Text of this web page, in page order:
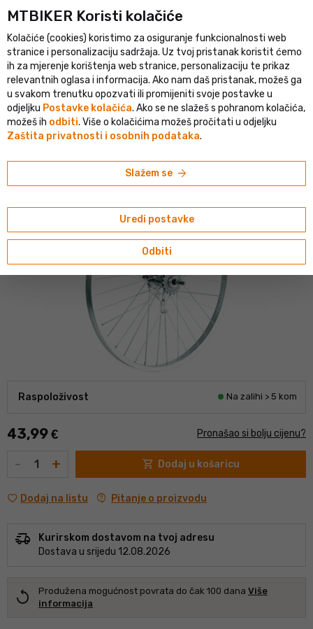
portal u srednjoj Europi Provjerena trgovina s više od 1
HR person menu
Pretraživanje search shopping_cart
homenavigate_nextKotači i obruči navigate_nextKotači sa žbicamanavigate_nextDječji i BMX kotači
DEMA
DEMA 24" stražnji kotač
Raspoloživost Na zalihi > 5 kom
43,99€ Pronašao si bolju cijenu?
- + shopping_cart Dodaj u košaricu
Dodaj na listu contact_support Pitanje o proizvodu
delivery_truck_speed
Kurirskom dostavom na tvoj adresu
Dostava u srijedu 12.08.2026
replay Produžena mogućnost povrata do čak 100 dana Više
informacija
MTBIKER Koristi kolačiće
Kolačiće (cookies) koristimo za osiguranje funkcionalnosti web
stranice i personalizaciju sadržaja. Uz tvoj pristanak koristit ćemo
ih za mjerenje korištenja web stranice, personalizaciju te prikaz
relevantnih oglasa i informacija. Ako nam daš pristanak, možeš ga
u svakom trenutku opozvati ili promijeniti svoje postavke u
odjeljku Postavke kolačića. Ako se ne slažeš s pohranom kolačića,
možeš ih odbiti. Više o kolačićima možeš pročitati u odjeljku
Zaštita privatnosti i osobnih podataka.
Uredi postavke
Odbiti
Slažem se arrow_forward